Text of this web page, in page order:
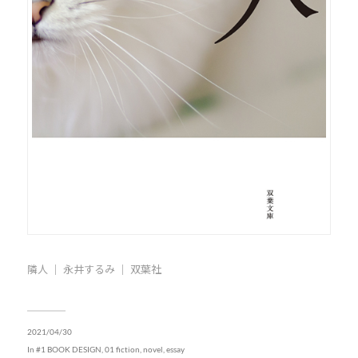
隣人 ｜ 永井するみ ｜ 双葉社
2021/04/30
In #1 BOOK DESIGN 01 fiction, novel, essay